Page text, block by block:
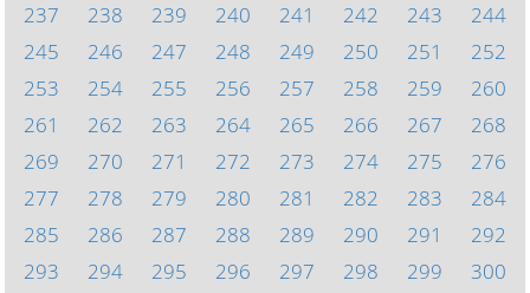
237
238 239 240 241 242 243
244
245
246 247 248 249 250 251
252
253
254 255 256 257 258 259
260
261
262 263 264 265 266 267
268
269
270 271 272 273 274 275
276
277
278 279 280 281 282 283
284
285
286 287 288 289 290 291
292
293
294 295 296 297 298 299
300